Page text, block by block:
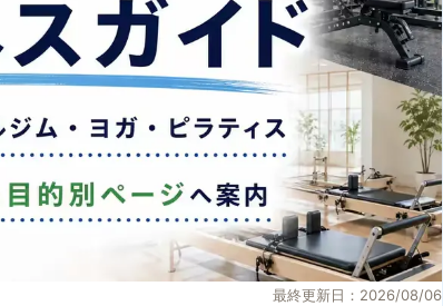
最終更新日：2026/08/06